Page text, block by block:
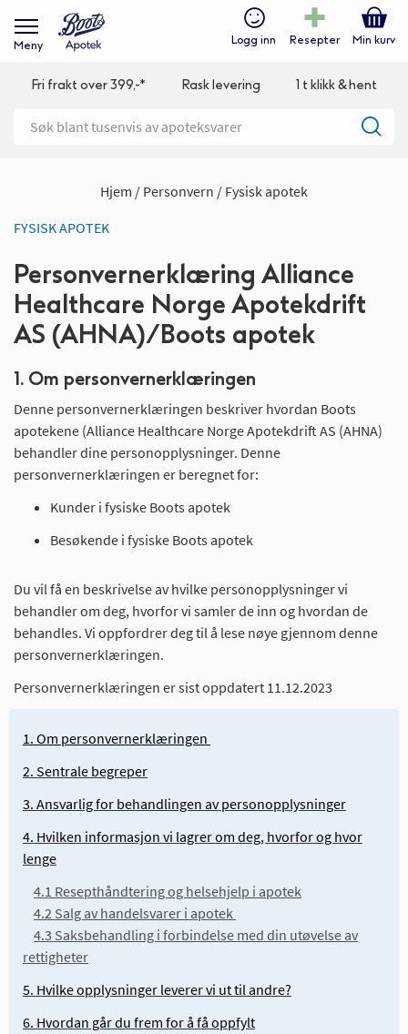
Meny Logg inn Resepter Min kurv
Fri frakt over 399,-* Rask levering 1 t klikk & hent
Hjem Personvern
Fysisk apotek
FYSISK APOTEK
Personvernerklæring Alliance
Healthcare Norge Apotekdrift
AS (AHNA)/Boots apotek
1. Om personvernerklæringen
Denne personvernerklæringen beskriver hvordan Boots
apotekene (Alliance Healthcare Norge Apotekdrift AS (AHNA)
behandler dine personopplysninger. Denne
personvernerklæringen er beregnet for:
Kunder i fysiske Boots apotek
Besøkende i fysiske Boots apotek
Du vil få en beskrivelse av hvilke personopplysninger vi
behandler om deg, hvorfor vi samler de inn og hvordan de
behandles. Vi oppfordrer deg til å lese nøye gjennom denne
personvernerklæringen.
Personvernerklæringen er sist oppdatert 11.12.2023
1. Om personvernerklæringen
2. Sentrale begreper
3. Ansvarlig for behandlingen av personopplysninger
4. Hvilken informasjon vi lagrer om deg, hvorfor og hvor
lenge
4.1 Resepthåndtering og helsehjelp i apotek
4.2 Salg av handelsvarer i apotek
4.3 Saksbehandling i forbindelse med din utøvelse av
rettigheter
5. Hvilke opplysninger leverer vi ut til andre?
6. Hvordan går du frem for å få oppfylt